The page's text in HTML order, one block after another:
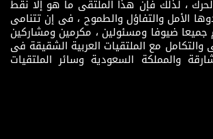
، لذلك فإن هذا الملتقى ما هو إلا نقط
الأمل والتفاؤل والطموح ، فى إن تتنامى
ضيوفا ومسئولين ، مكرمين ومشاركين
مع الملتقيات العربية الشقيقة فى
والمملكة السعودية وسائر الملتقيات